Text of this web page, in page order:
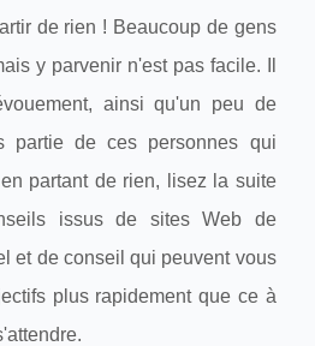
de rien ! Beaucoup de gens
y parvenir n'est pas facile. Il
ainsi qu'un peu de
partie de ces personnes qui
partant de rien, lisez la suite
issus de sites Web de
et de conseil qui peuvent vous
plus rapidement que ce à